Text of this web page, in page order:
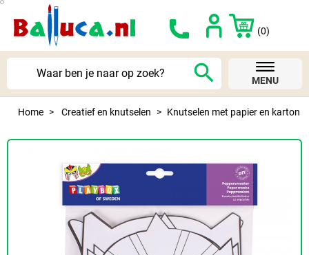
(0)
search MENU
Home Creatief en knutselen Knutselen met papier en karton